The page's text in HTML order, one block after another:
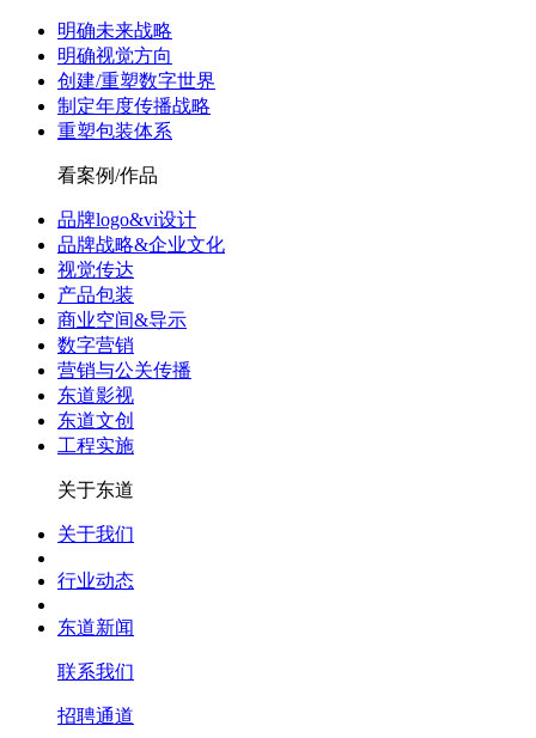
明确未来战略
明确视觉方向
创建/重塑数字世界
制定年度传播战略
重塑包装体系
看案例/作品
品牌logo&vi设计
品牌战略&企业文化
视觉传达
产品包装
商业空间&导示
数字营销
营销与公关传播
东道影视
东道文创
工程实施
关于东道
关于我们
行业动态
东道新闻
联系我们
招聘通道